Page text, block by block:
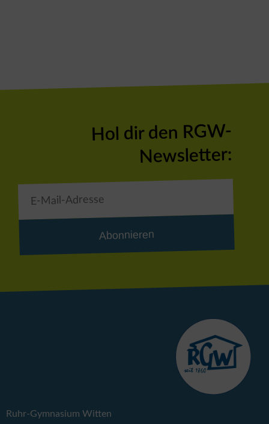
Hol dir den RGW-
Newsletter:
Abonnieren
Ruhr-Gymnasium Witten